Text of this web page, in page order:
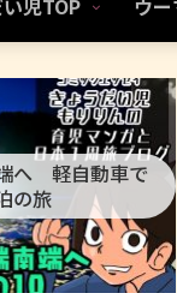
児TOP ウ
へ 軽自動車で
の旅